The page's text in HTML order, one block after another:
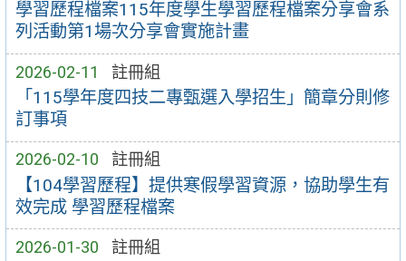
學習歷程檔案115年度學生學習歷程檔案分享會系
列活動第1場次分享會實施計畫
2026-02-11 註冊組
「115學年度四技二專甄選入學招生」簡章分則修
訂事項
2026-02-10 註冊組
【104學習歷程】提供寒假學習資源，協助學生有
效完成 學習歷程檔案
2026-01-30 註冊組